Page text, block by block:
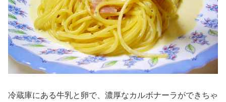
冷蔵庫にある牛乳と卵で、濃厚なカルボナーラができちゃ